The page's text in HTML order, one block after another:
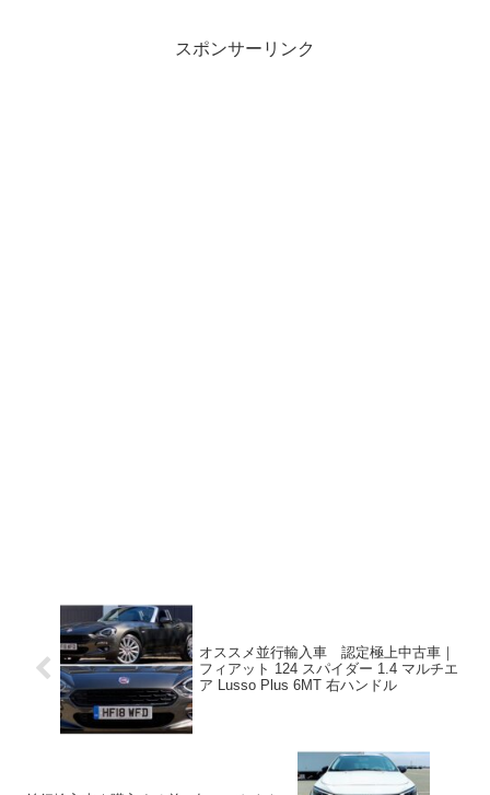
スポンサーリンク
オススメ並行輸入車 認定極上中古車｜
フィアット 124 スパイダー 1.4 マルチエ
ア Lusso Plus 6MT 右ハンドル